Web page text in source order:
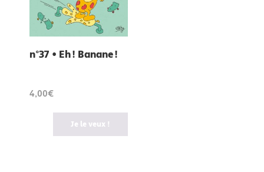
n°37 • Eh ! Banane !
4,00€
Je le veux !